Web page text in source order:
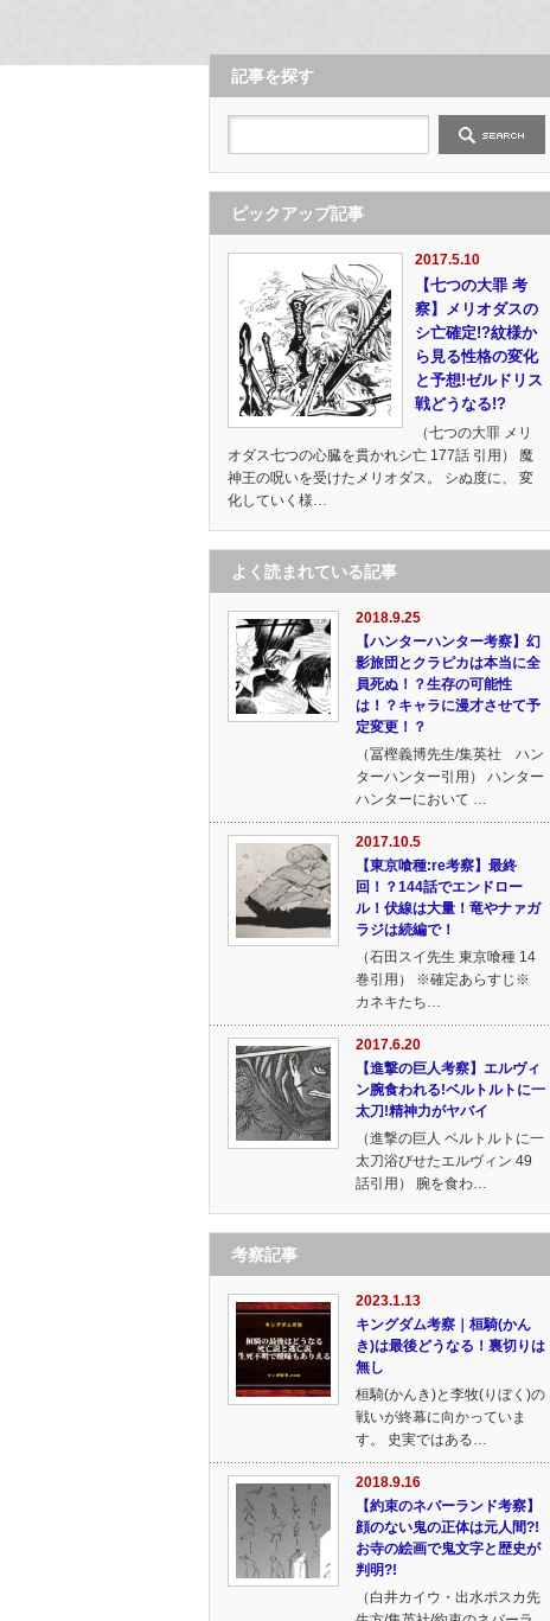
記事を探す
ピックアップ記事
2017.5.10
【七つの大罪 考
察】メリオダスの
シ亡確定!?紋様か
ら見る性格の変化
と予想!ゼルドリス
戦どうなる!?
（七つの大罪 メリ
オダス七つの心臓を貫かれシ亡 177話 引用） 魔
神王の呪いを受けたメリオダス。 シぬ度に、 変
化していく様…
よく読まれている記事
2018.9.25
【ハンターハンター考察】幻
影旅団とクラピカは本当に全
員死ぬ！？生存の可能性
は！？キャラに漫才させて予
定変更！？
（冨樫義博先生/集英社 ハン
ターハンター引用） ハンター
ハンターにおいて …
2017.10.5
【東京喰種:re考察】最終
回！？144話でエンドロー
ル！伏線は大量！竜やナァガ
ラジは続編で！
（石田スイ先生 東京喰種 14
巻引用） ※確定あらすじ※
カネキたち…
2017.6.20
【進撃の巨人考察】エルヴィ
ン腕食われる!ベルトルトに一
太刀!精神力がヤバイ
（進撃の巨人 ベルトルトに一
太刀浴びせたエルヴィン 49
話引用） 腕を食わ…
考察記事
2023.1.13
キングダム考察｜桓騎(かん
き)は最後どうなる！裏切りは
無し
桓騎(かんき)と李牧(りぼく)の
戦いが終幕に向かっていま
す。 史実ではある…
2018.9.16
【約束のネバーランド考察】
顔のない鬼の正体は元人間?!
お寺の絵画で鬼文字と歴史が
判明?!
（白井カイウ・出水ポスカ先